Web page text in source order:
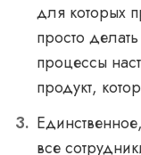
для которых
просто
процессы
продукт,
все